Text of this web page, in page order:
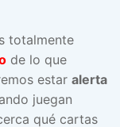
totalmente
de lo que
estar alerta
juegan
qué cartas